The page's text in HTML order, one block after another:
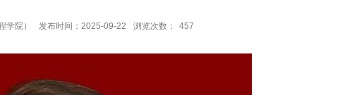
学院） 发布时间：2025-09-22 浏览次数： 457